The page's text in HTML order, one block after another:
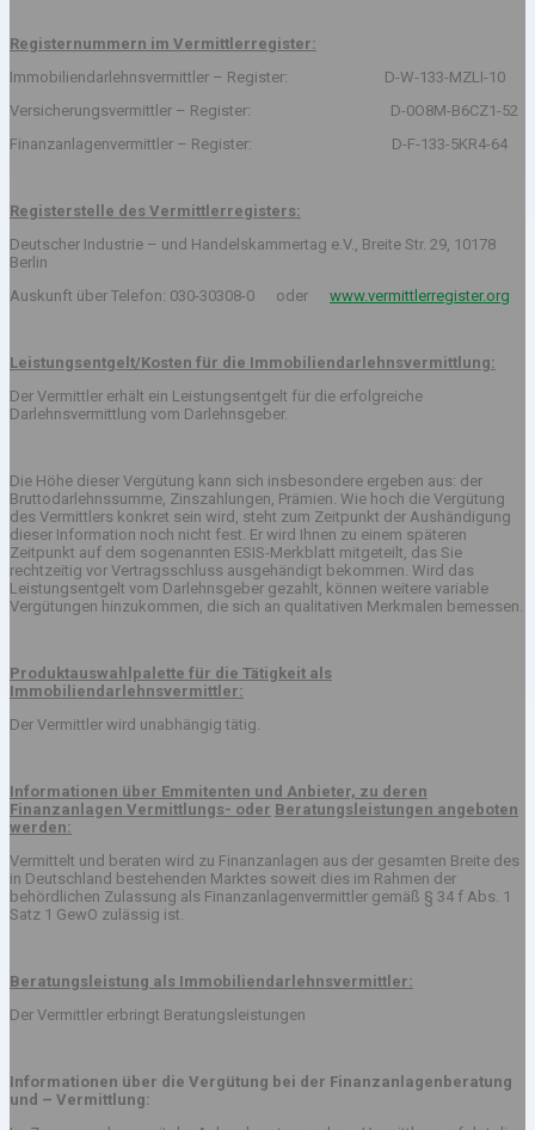
Registernummern im Vermittlerregister:
Immobiliendarlehnsvermittler – Register: D-W-133-MZLI-10
Versicherungsvermittler – Register: D-0O8M-B6CZ1-52
Finanzanlagenvermittler – Register: D-F-133-5KR4-64
Registerstelle des Vermittlerregisters:
Deutscher Industrie – und Handelskammertag e.V., Breite Str. 29, 10178
Berlin
Auskunft über Telefon: 030-30308-0 oder www.vermittlerregister.org
Leistungsentgelt/Kosten für die Immobiliendarlehnsvermittlung:
Der Vermittler erhält ein Leistungsentgelt für die erfolgreiche
Darlehnsvermittlung vom Darlehnsgeber.
Die Höhe dieser Vergütung kann sich insbesondere ergeben aus: der
Bruttodarlehnssumme, Zinszahlungen, Prämien. Wie hoch die Vergütung
des Vermittlers konkret sein wird, steht zum Zeitpunkt der Aushändigung
dieser Information noch nicht fest. Er wird Ihnen zu einem späteren
Zeitpunkt auf dem sogenannten ESIS-Merkblatt mitgeteilt, das Sie
rechtzeitig vor Vertragsschluss ausgehändigt bekommen. Wird das
Leistungsentgelt vom Darlehnsgeber gezahlt, können weitere variable
Vergütungen hinzukommen, die sich an qualitativen Merkmalen bemessen.
Produktauswahlpalette für die Tätigkeit als
Immobiliendarlehnsvermittler:
Der Vermittler wird unabhängig tätig.
Informationen über Emmitenten und Anbieter, zu deren
Finanzanlagen Vermittlungs- oder Beratungsleistungen angeboten
werden:
Vermittelt und beraten wird zu Finanzanlagen aus der gesamten Breite des
in Deutschland bestehenden Marktes soweit dies im Rahmen der
behördlichen Zulassung als Finanzanlagenvermittler gemäß § 34 f Abs. 1
Satz 1 GewO zulässig ist.
Beratungsleistung als Immobiliendarlehnsvermittler:
Der Vermittler erbringt Beratungsleistungen
Informationen über die Vergütung bei der Finanzanlagenberatung
und – Vermittlung: